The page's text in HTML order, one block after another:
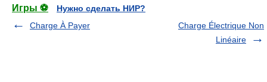
Игры ⚽
Нужно сделать НИР?
Charge À Payer
Charge Électrique Non
Linéaire